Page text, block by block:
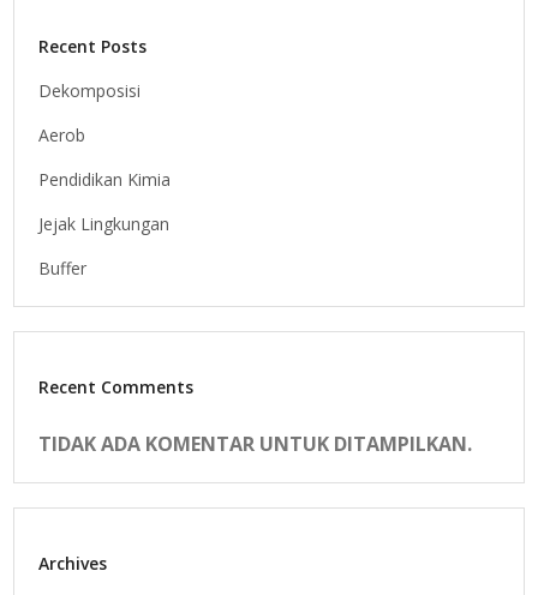
Recent Posts
Dekomposisi
Aerob
Pendidikan Kimia
Jejak Lingkungan
Buffer
Recent Comments
TIDAK ADA KOMENTAR UNTUK DITAMPILKAN.
Archives